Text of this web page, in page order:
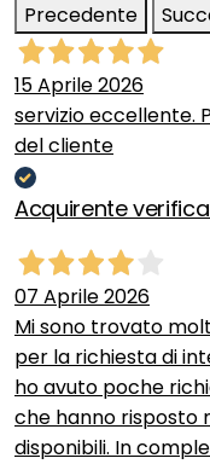
Precedente
15 Aprile 2026
servizio eccellente.
del cliente
Acquirente
07 Aprile 2026
Mi sono trovato
per la richiesta di
ho avuto poche
che hanno risposto
disponibili. In